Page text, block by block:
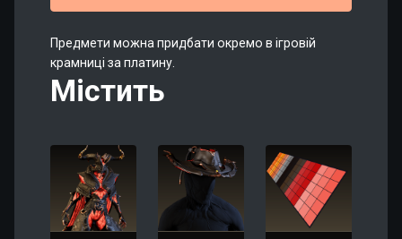
Предмети можна придбати окремо в ігровій
крамниці за платину.
Містить